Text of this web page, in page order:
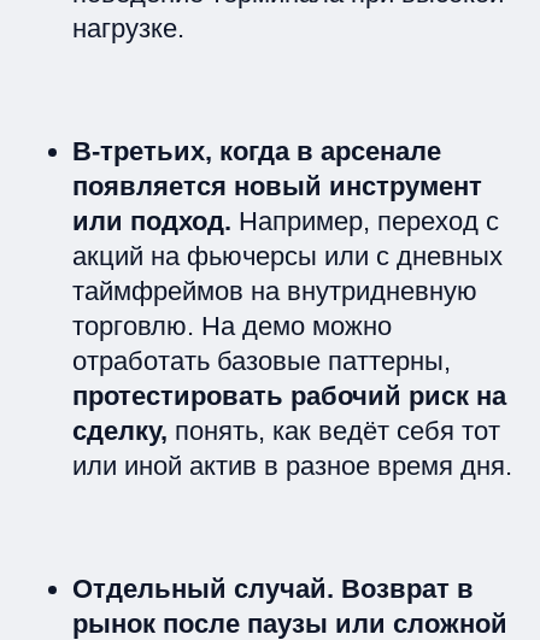
нагрузке.
В-третьих, когда в арсенале
появляется новый инструмент
или подход. Например, переход с
акций на фьючерсы или с дневных
таймфреймов на внутридневную
торговлю. На демо можно
отработать базовые паттерны,
протестировать рабочий риск на
сделку, понять, как ведёт себя тот
или иной актив в разное время дня.
Отдельный случай. Возврат в
рынок после паузы или сложной